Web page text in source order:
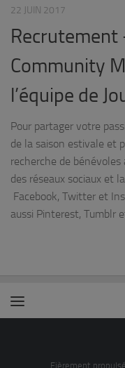
22 JUIN 2017
Recrutement
Community
l’équipe de
Pour partager votre
de la saison estivale et
recherche de
des réseaux sociaux et
Facebook, Twitter et
aussi Pinterest, Tumblr
Fièrement